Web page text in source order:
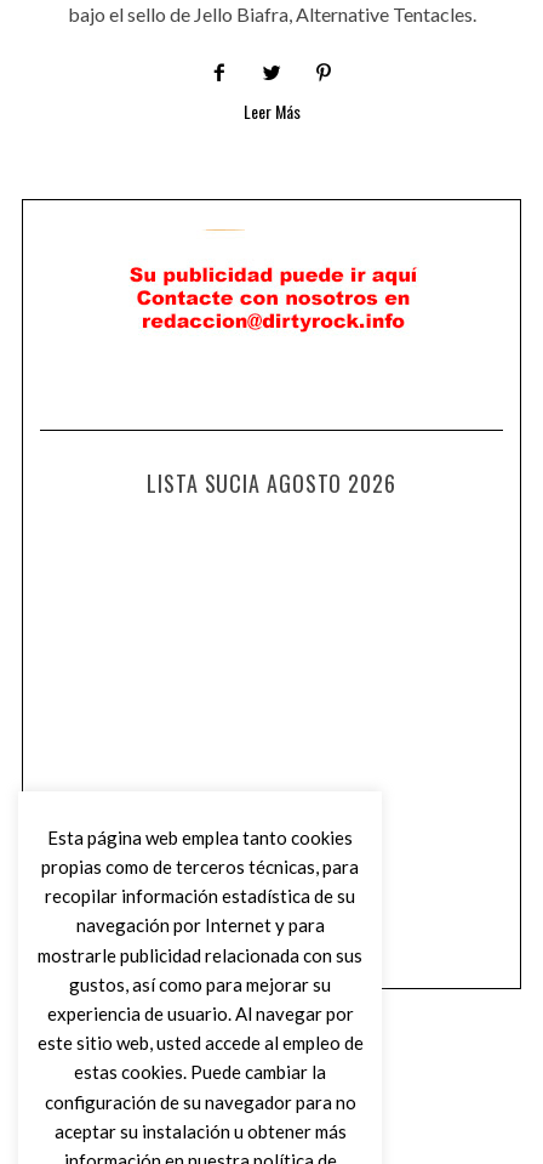
bajo el sello de Jello Biafra, Alternative Tentacles.
Leer Más
LISTA SUCIA AGOSTO 2026
Esta página web emplea tanto cookies
propias como de terceros técnicas, para
recopilar información estadística de su
navegación por Internet y para
mostrarle publicidad relacionada con sus
gustos, así como para mejorar su
experiencia de usuario. Al navegar por
este sitio web, usted accede al empleo de
estas cookies. Puede cambiar la
configuración de su navegador para no
aceptar su instalación u obtener más